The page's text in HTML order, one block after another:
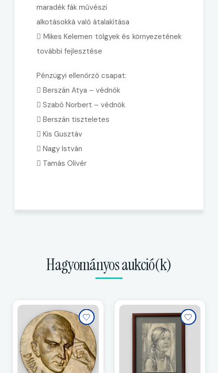
maradék fák művészi
alkotásokká való átalakítása
 Mikes Kelemen tölgyek és környezetének
további fejlesztése
Pénzügyi ellenőrző csapat:
 Berszán Atya – védnők
 Szabó Norbert – védnök
 Berszán tiszteletes
 Kis Gusztáv
 Nagy István
 Tamás Olivér
Hagyományos aukció(k)